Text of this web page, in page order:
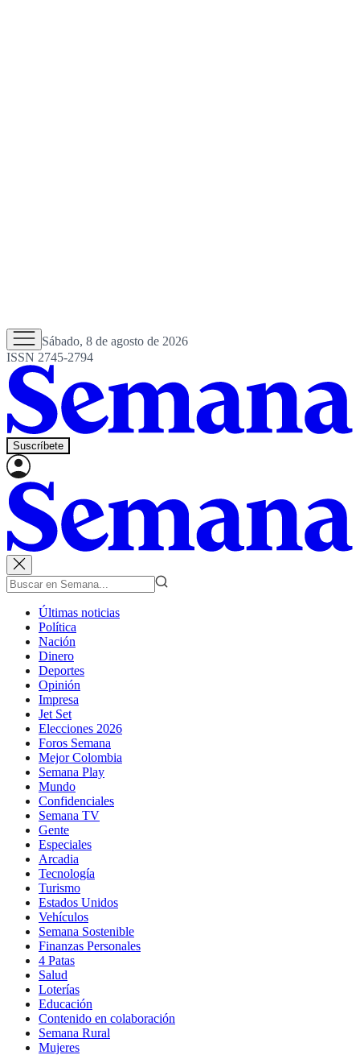
Sábado, 8 de agosto de 2026
ISSN 2745-2794
Suscríbete
Últimas noticias
Política
Nación
Dinero
Deportes
Opinión
Impresa
Jet Set
Elecciones 2026
Foros Semana
Mejor Colombia
Semana Play
Mundo
Confidenciales
Semana TV
Gente
Especiales
Arcadia
Tecnología
Turismo
Estados Unidos
Vehículos
Semana Sostenible
Finanzas Personales
4 Patas
Salud
Loterías
Educación
Contenido en colaboración
Semana Rural
Mujeres